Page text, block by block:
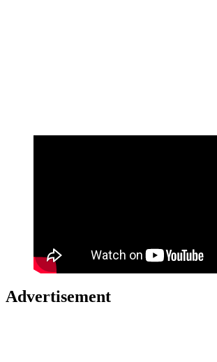
Advertisement